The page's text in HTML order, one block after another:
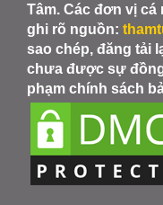
Tâm. Các đơn vị
ghi rõ nguồn:
sao chép, đăng tải
chưa được sự
phạm chính sách